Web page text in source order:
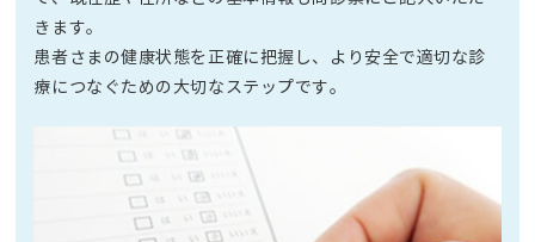
きます。
患者さまの健康状態を正確に把握し、より安全で適切な診
療につなぐための大切なステップです。